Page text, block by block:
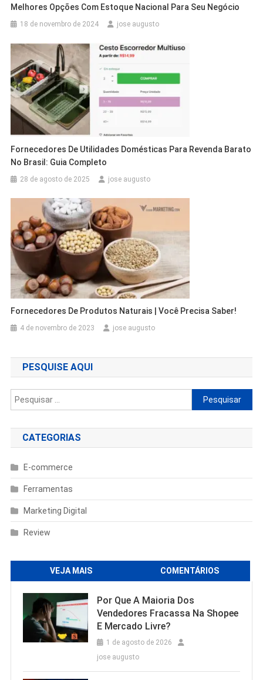
Melhores Opções Com Estoque Nacional Para Seu Negócio
18 de novembro de 2024 jose augusto
Fornecedores De Utilidades Domésticas Para Revenda Barato
No Brasil: Guia Completo
28 de agosto de 2025 jose augusto
Fornecedores De Produtos Naturais | Você Precisa Saber!
4 de novembro de 2023 jose augusto
PESQUISE AQUI
Pesquisar
por:
CATEGORIAS
E-commerce
Ferramentas
Marketing Digital
Review
VEJA MAIS COMENTÁRIOS
Por Que A Maioria Dos
Vendedores Fracassa Na Shopee
E Mercado Livre?
1 de agosto de 2026
jose augusto